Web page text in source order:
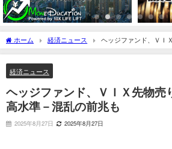
ホーム 経済ニュース
ヘッジファンド、ＶＩ
準－混乱の前兆も
経済ニュース
ヘッジファンド、ＶＩＸ先物売
高水準－混乱の前兆も
2025年8月27日 2025年8月27日